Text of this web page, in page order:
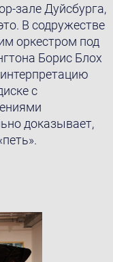
зале Дуйсбурга,
В содружестве
оркестром под
Борис Блох
с
доказывает,